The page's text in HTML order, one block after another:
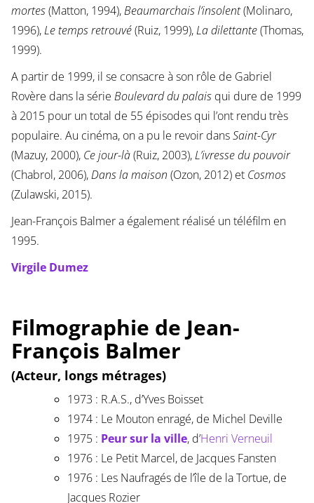
mortes(Matton, 1994),Beaumarchais l’insolent(Molinaro,
1996),Le temps retrouvé(Ruiz, 1999),La dilettante(Thomas,
1999).
A partir de 1999, il se consacre à son rôle de Gabriel
Rovère dans la série Boulevard du palaisqui dure de 1999
à 2015 pour un total de 55 épisodes qui l’ont rendu très
populaire. Au cinéma, on a pu le revoir dansSaint-Cyr
(Mazuy, 2000), Ce jour-là(Ruiz, 2003),L’ivresse du pouvoir
(Chabrol, 2006),Dans la maison (Ozon, 2012) et Cosmos
(Zulawski, 2015).
Jean-François Balmer a également réalisé un téléfilm en
1995.
Virgile Dumez
Filmographie de Jean-
François Balmer
(Acteur, longs métrages)
1973 : R.A.S., d’Yves Boisset
1974 : Le Mouton enragé, de Michel Deville
1975 : Peur sur la ville, d’Henri Verneuil
1976 : Le Petit Marcel, de Jacques Fansten
1976 : Les Naufragés de l’île de la Tortue, de
Jacques Rozier